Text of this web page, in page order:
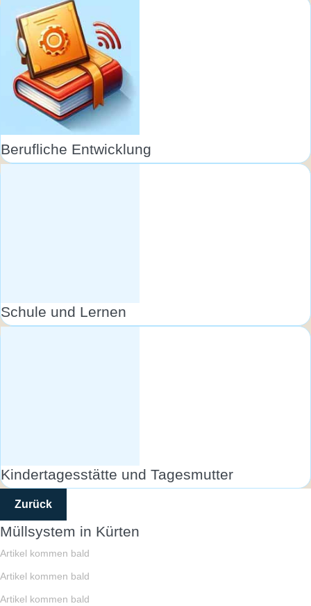
Berufliche Entwicklung
Schule und Lernen
Kindertagesstätte und Tagesmutter
Zurück
Müllsystem in Kürten
Artikel kommen bald
Artikel kommen bald
Artikel kommen bald